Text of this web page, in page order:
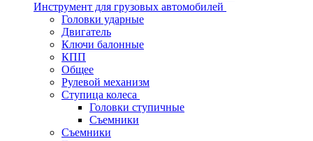
Инструмент для грузовых автомобилей
Головки ударные
Двигатель
Ключи балонные
КПП
Общее
Рулевой механизм
Ступица колеса
Головки ступичные
Съемники
Съемники